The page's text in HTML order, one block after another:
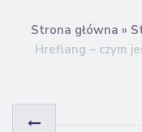
Strona główna »
Hreflang – czym